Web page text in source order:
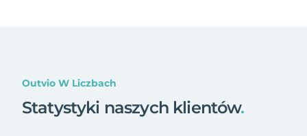
Outvio W Liczbach
Statystyki naszych klientów.